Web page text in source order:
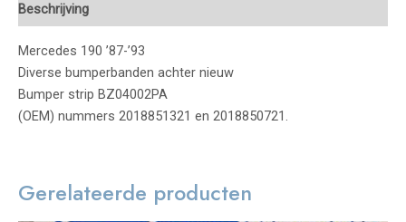
Beschrijving
Mercedes 190 ’87-’93
Diverse bumperbanden achter nieuw
Bumper strip BZ04002PA
(OEM) nummers 2018851321 en 2018850721.
Gerelateerde producten